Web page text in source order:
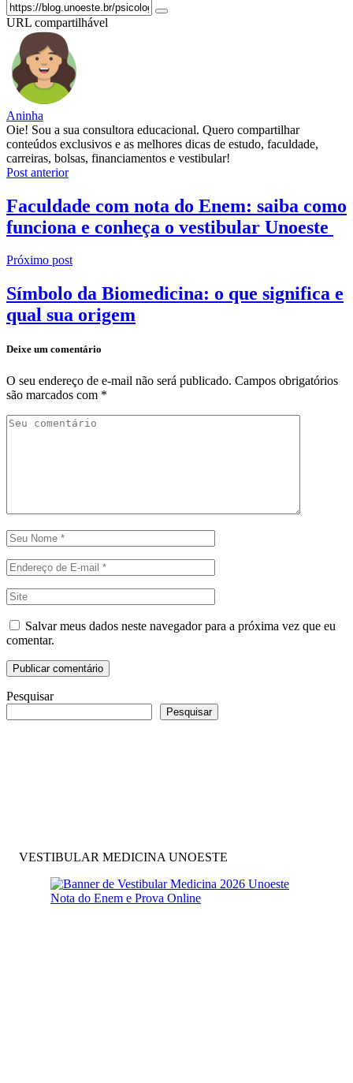
URL compartilhável
Aninha
Oie! Sou a sua consultora educacional. Quero compartilhar
conteúdos exclusivos e as melhores dicas de estudo, faculdade,
carreiras, bolsas, financiamentos e vestibular!
Post anterior
Faculdade com nota do Enem: saiba como
funciona e conheça o vestibular Unoeste
Próximo post
Símbolo da Biomedicina: o que significa e
qual sua origem
Deixe um comentário
O seu endereço de e-mail não será publicado. Campos obrigatórios
são marcados com *
Salvar meus dados neste navegador para a próxima vez que eu
comentar.
Pesquisar
Pesquisar
VESTIBULAR MEDICINA UNOESTE